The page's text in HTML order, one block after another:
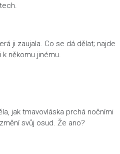
ji zaujala. Co se dá dělat; najde
někomu jinému.
jak tmavovláska prchá nočními
svůj osud. Že ano?